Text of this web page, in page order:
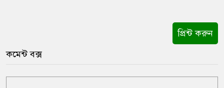
প্রিন্ট করুন
কমেন্ট বক্স